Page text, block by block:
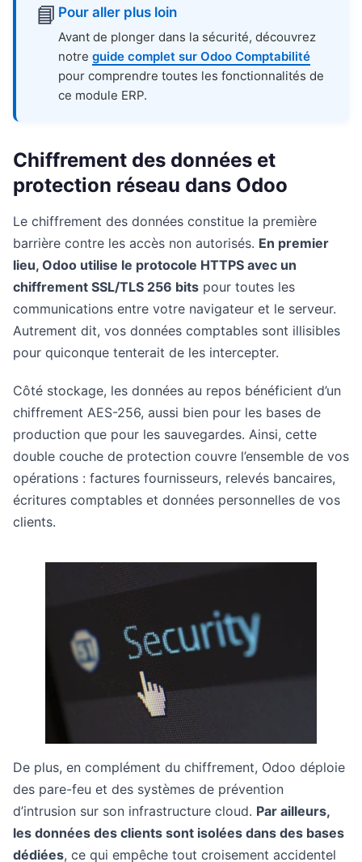
📘 Pour aller plus loin
Avant de plonger dans la sécurité, découvrez
notre guide complet sur Odoo Comptabilité
pour comprendre toutes les fonctionnalités de
ce module ERP.
Chiffrement des données et
protection réseau dans Odoo
Le chiffrement des données constitue la première
barrière contre les accès non autorisés. En premier
lieu, Odoo utilise le protocole HTTPS avec un
chiffrement SSL/TLS 256 bits pour toutes les
communications entre votre navigateur et le serveur.
Autrement dit, vos données comptables sont illisibles
pour quiconque tenterait de les intercepter.
Côté stockage, les données au repos bénéficient d’un
chiffrement AES-256, aussi bien pour les bases de
production que pour les sauvegardes. Ainsi, cette
double couche de protection couvre l’ensemble de vos
opérations : factures fournisseurs, relevés bancaires,
écritures comptables et données personnelles de vos
clients.
De plus, en complément du chiffrement, Odoo déploie
des pare-feu et des systèmes de prévention
d’intrusion sur son infrastructure cloud. Par ailleurs,
les données des clients sont isolées dans des bases
dédiées, ce qui empêche tout croisement accidentel